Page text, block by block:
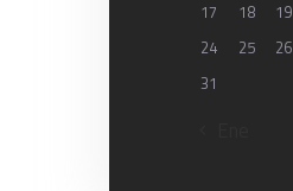
17
18 19
24
25 26
31